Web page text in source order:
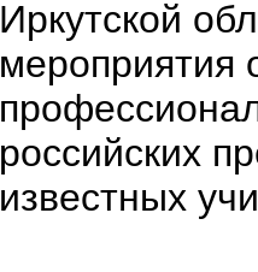
Иркутской
мероприятия
российских
известных